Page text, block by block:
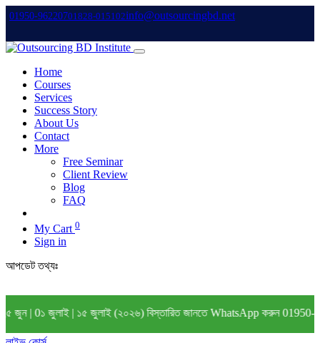
01950-96220701828-015102info@outsourcingbd.net
Home
Courses
Services
Success Story
About Us
Contact
More
Free Seminar
Client Review
Blog
FAQ
My Cart 0
Sign in
আপডেট তথ্যঃ
| 0১ জুলাই | ১৫ জুলাই (২০২৬) বিস্তারিত জানতে WhatsApp করুন 01950-